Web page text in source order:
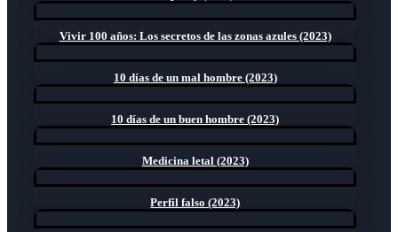
Vivir 100 años: Los secretos de las zonas azules (2023)
10 días de un mal hombre (2023)
10 días de un buen hombre (2023)
Medicina letal (2023)
Perfil falso (2023)